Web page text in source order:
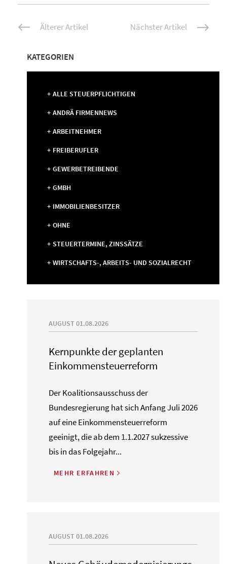
Beitrags-Älterer Artikel Nächster Artikel
KATEGORIEN
ALLE STEUERPFLICHTIGEN
ANDRÄ FIRMENNEWS
ARBEITNEHMER
FREIBERUFLER
GEWERBETREIBENDE
GMBH
IMMOBILIENBESITZER
OHNE
STEUERTERMINE, ZINSSÄTZE
WIRTSCHAFTS-, ARBEITS- UND SOZIALRECHT
AUGUST 01.08.2026
Kernpunkte der geplanten
Einkommensteuerreform
Der Koalitionsausschuss der
Bundesregierung hat sich Anfang Juli 2026
auf eine Einkommensteuerreform
geeinigt, die ab dem 1.1.2027 sukzessive
bis in das Folgejahr...
MEHR ERFAHREN
AUGUST 01.08.2026